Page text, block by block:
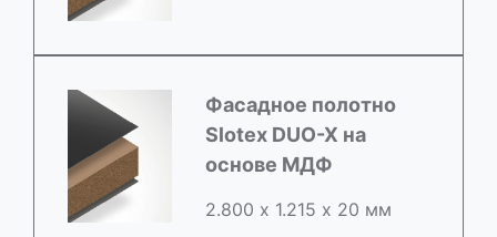
Фасадное полотно
Slotex DUO-X на
основе МДФ
2.800 х 1.215 х 20 мм